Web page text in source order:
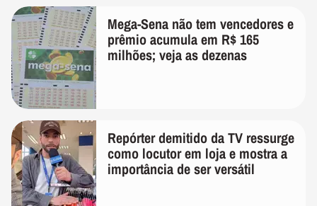
Mega-Sena não tem vencedores e
prêmio acumula em R$ 165
milhões; veja as dezenas
Repórter demitido da TV ressurge
como locutor em loja e mostra a
importância de ser versátil